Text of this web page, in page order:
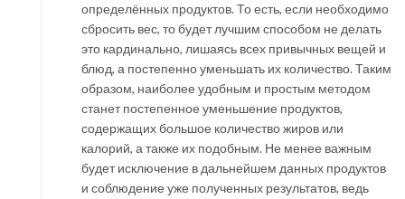
определённых продуктов. То есть, если необходимо
сбросить вес, то будет лучшим способом не делать
это кардинально, лишаясь всех привычных вещей и
блюд, а постепенно уменьшать их количество. Таким
образом, наиболее удобным и простым методом
станет постепенное уменьшение продуктов,
содержащих большое количество жиров или
калорий, а также их подобным. Не менее важным
будет исключение в дальнейшем данных продуктов
и соблюдение уже полученных результатов, ведь